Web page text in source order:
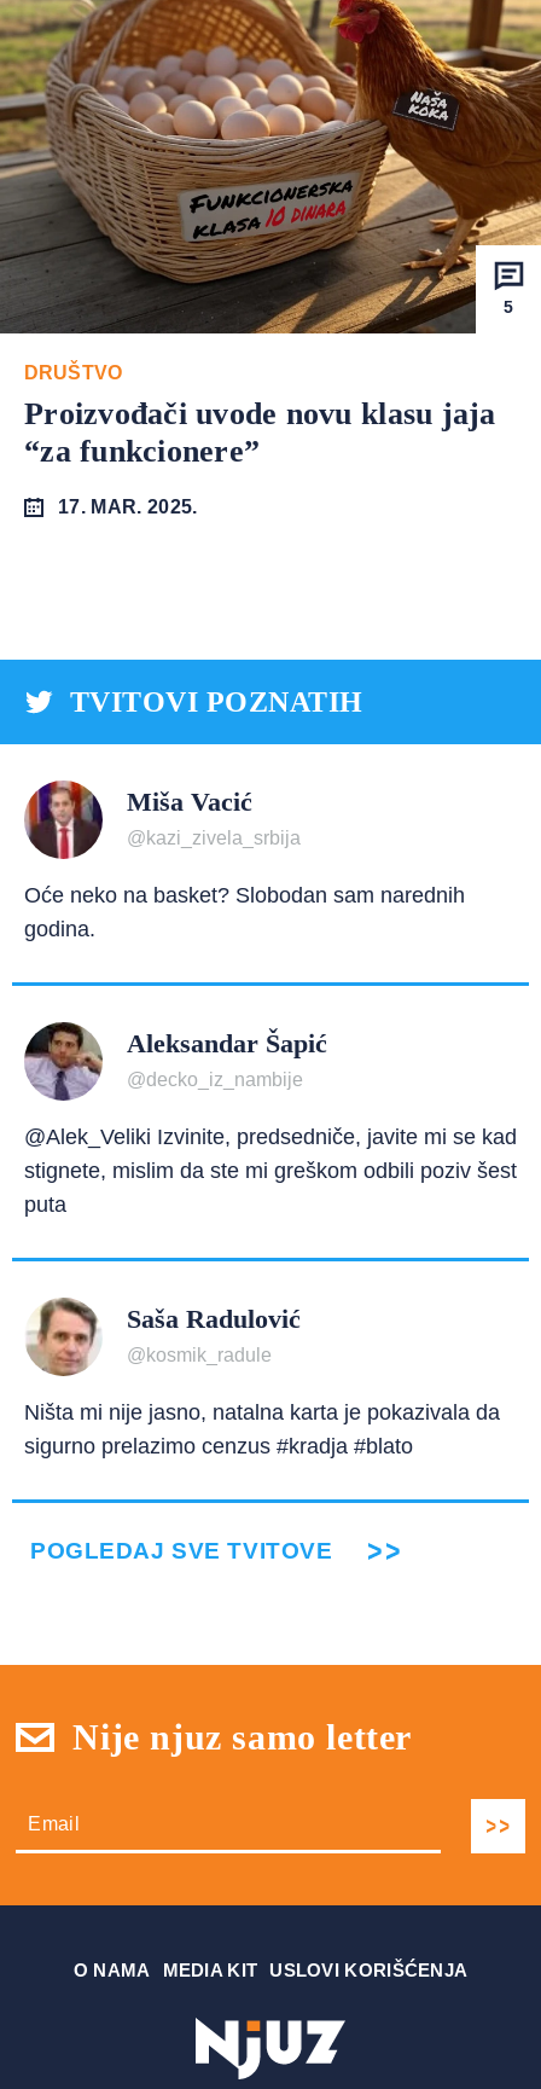
5
DRUŠTVO
Proizvođači uvode novu klasu jaja
“za funkcionere”
17. MAR. 2025.
TVITOVI POZNATIH
Miša Vacić
@kazi_zivela_srbija
Oće neko na basket? Slobodan sam narednih
godina.
Aleksandar Šapić
@decko_iz_nambije
@Alek_Veliki Izvinite, predsedniče, javite mi se kad
stignete, mislim da ste mi greškom odbili poziv šest
puta
Saša Radulović
@kosmik_radule
Ništa mi nije jasno, natalna karta je pokazivala da
sigurno prelazimo cenzus #kradja #blato
POGLEDAJ SVE TVITOVE
Nije njuz samo letter
О NAMA MEDIA KIT USLOVI KORIŠĆENJA